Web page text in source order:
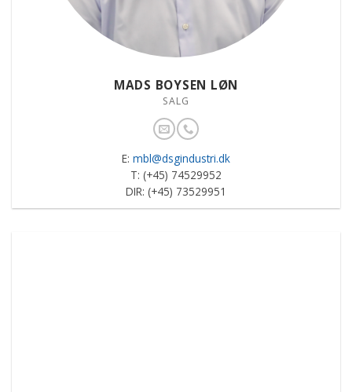
MADS BOYSEN LØN
SALG
E: mbl@dsgindustri.dk
T: (+45) 74529952
DIR: (+45) 73529951